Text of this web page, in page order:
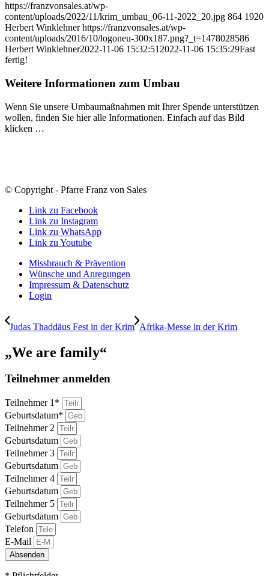
https://franzvonsales.at/wp-
content/uploads/2022/11/krim_umbau_06-11-2022_20.jpg 864 1920
Herbert Winklehner https://franzvonsales.at/wp-
content/uploads/2016/10/logoneu-300x187.png?_t=1478028586
Herbert Winklehner2022-11-06 15:32:51 2022-11-06 15:35:29Fast
fertig!
Weitere Informationen zum Umbau
Wenn Sie unsere Umbaumaßnahmen mit Ihrer Spende unterstützen
wollen, finden Sie hier alle Informationen. Einfach auf das Bild
klicken …
© Copyright - Pfarre Franz von Sales
Link zu Facebook
Link zu Instagram
Link zu WhatsApp
Link zu Youtube
Missbrauch & Prävention
Wünsche und Anregungen
Impressum & Datenschutz
Login
Judas Thaddäus Fest in der Krim Afrika-Messe in der Krim
„We are family“
Teilnehmer anmelden
Teilnehmer 1*
Geburtsdatum*
Teilnehmer 2
Geburtsdatum
Teilnehmer 3
Geburtsdatum
Teilnehmer 4
Geburtsdatum
Teilnehmer 5
Geburtsdatum
Telefon
E-Mail
Absenden